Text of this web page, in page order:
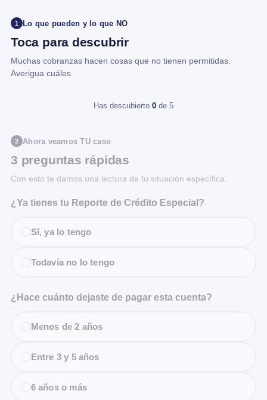
1 Lo que pueden y lo que NO
Toca para descubrir
Muchas cobranzas hacen cosas que no tienen permitidas.
Averigua cuáles.
Has descubierto 0 de 5
2 Ahora veamos TU caso
3 preguntas rápidas
Con esto te damos una lectura de tu situación específica.
¿Ya tienes tu Reporte de Crédito Especial?
Sí, ya lo tengo
Todavía no lo tengo
¿Hace cuánto dejaste de pagar esta cuenta?
Menos de 2 años
Entre 3 y 5 años
6 años o más